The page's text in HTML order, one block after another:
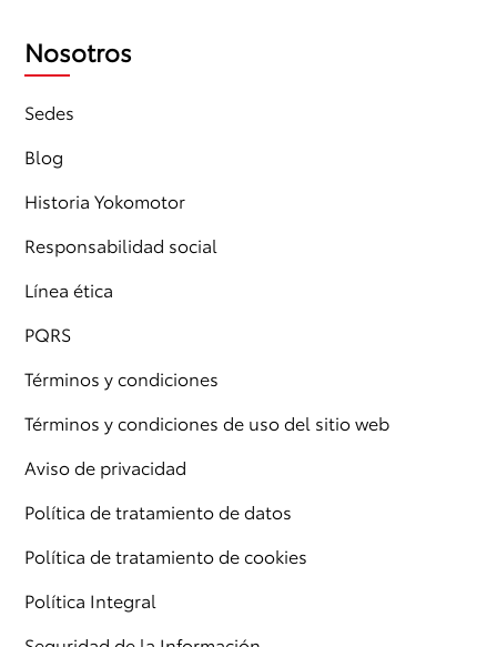
Nosotros
Sedes
Blog
Historia Yokomotor
Responsabilidad social
Línea ética
PQRS
Términos y condiciones
Términos y condiciones de uso del sitio web
Aviso de privacidad
Política de tratamiento de datos
Política de tratamiento de cookies
Política Integral